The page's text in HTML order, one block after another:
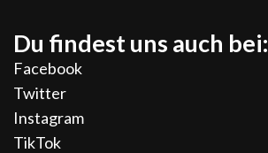
Du findest uns auch bei:
Facebook
Twitter
Instagram
TikTok